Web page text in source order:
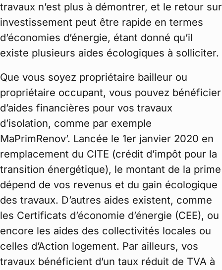
travaux n’est plus à démontrer, et le retour sur
investissement peut être rapide en termes
d’économies d’énergie, étant donné qu’il
existe plusieurs aides écologiques à solliciter.
Que vous soyez propriétaire bailleur ou
propriétaire occupant, vous pouvez bénéficier
d’aides financières pour vos travaux
d’isolation, comme par exemple
MaPrimRenov’. Lancée le 1er janvier 2020 en
remplacement du CITE (crédit d’impôt pour la
transition énergétique), le montant de la prime
dépend de vos revenus et du gain écologique
des travaux. D’autres aides existent, comme
les Certificats d’économie d’énergie (CEE), ou
encore les aides des collectivités locales ou
celles d’Action logement. Par ailleurs, vos
travaux bénéficient d’un taux réduit de TVA à